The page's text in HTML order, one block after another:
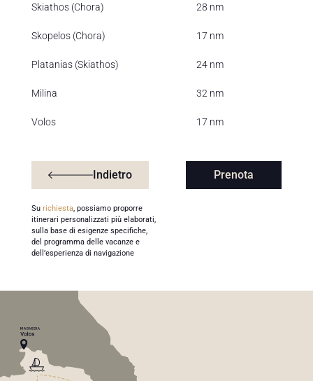
Skiathos (Chora) 28 nm
Skopelos (Chora) 17 nm
Platanias (Skiathos) 24 nm
Milina 32 nm
Volos 17 nm
Indietro Prenota
Su richiesta, possiamo proporre
itinerari personalizzati più elaborati,
sulla base di esigenze specifiche,
del programma delle vacanze e
dell’esperienza di navigazione